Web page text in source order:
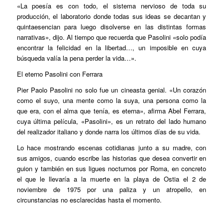
«La poesía es con todo, el sistema nervioso de toda su
producción, el laboratorio donde todas sus ideas se decantan y
quintaesencian para luego disolverse en las distintas formas
narrativas», dijo. Al tiempo que recuerda que Pasolini «solo podía
encontrar la felicidad en la libertad…, un imposible en cuya
búsqueda valía la pena perder la vida…».
El eterno Pasolini con Ferrara
Pier Paolo Pasolini no solo fue un cineasta genial. «Un corazón
como el suyo, una mente como la suya, una persona como la
que era, con el alma que tenía, es eterna», afirma Abel Ferrara,
cuya última película, «Pasolini», es un retrato del lado humano
del realizador italiano y donde narra los últimos días de su vida.
Lo hace mostrando escenas cotidianas junto a su madre, con
sus amigos, cuando escribe las historias que desea convertir en
guion y también en sus ligues nocturnos por Roma, en concreto
el que le llevaría a la muerte en la playa de Ostia el 2 de
noviembre de 1975 por una paliza y un atropello, en
circunstancias no esclarecidas hasta el momento.